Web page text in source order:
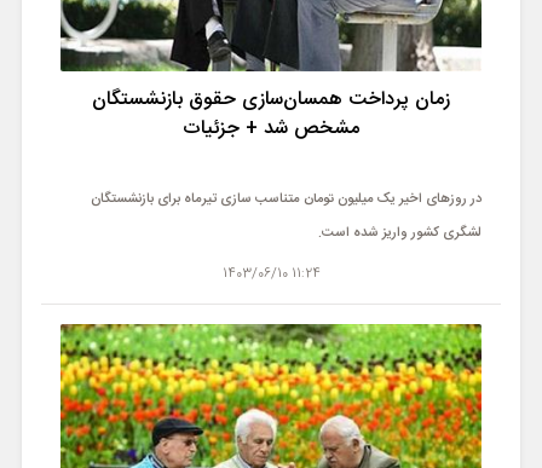
زمان پرداخت همسان‌سازی حقوق بازنشستگان
مشخص شد + جزئیات
در روزهای اخیر یک میلیون تومان متناسب سازی تیرماه برای بازنشستگان
لشگری کشور واریز شده است.
11:24 1403/06/10